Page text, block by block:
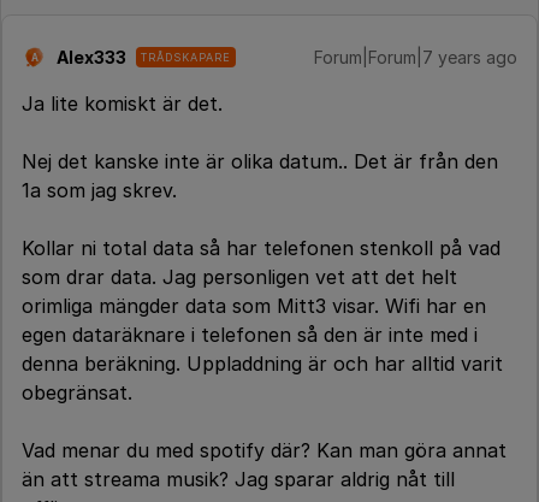
A Alex333 TRÅDSKAPARE Forum|Forum|7 years ago
Ja lite komiskt är det.
Nej det kanske inte är olika datum.. Det är från den
1a som jag skrev.
Kollar ni total data så har telefonen stenkoll på vad
som drar data. Jag personligen vet att det helt
orimliga mängder data som Mitt3 visar. Wifi har en
egen dataräknare i telefonen så den är inte med i
denna beräkning. Uppladdning är och har alltid varit
obegränsat.
Vad menar du med spotify där? Kan man göra annat
än att streama musik? Jag sparar aldrig nåt till